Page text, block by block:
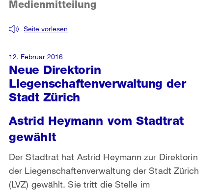
Neue Direktorin
Liegenschaftenverwaltung der
Stadt Zürich
Seite vorlesen
Medienmitteilung
Astrid Heymann vom Stadtrat
gewählt
Der Stadtrat hat Astrid Heymann zur Direktorin
der Liegenschaftenverwaltung der Stadt Zürich
(LVZ) gewählt. Sie tritt die Stelle im
12. Februar 2016